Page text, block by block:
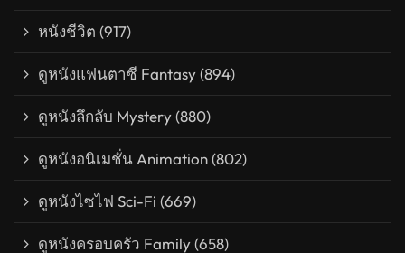
หนังชีวิต (917)
ดูหนังแฟนตาซี Fantasy(894)
ดูหนังลึกลับ Mystery(880)
ดูหนังอนิเมชั่น Animation(802)
ดูหนังไซไฟ Sci-Fi (669)
ดูหนังครอบครัว Family(658)